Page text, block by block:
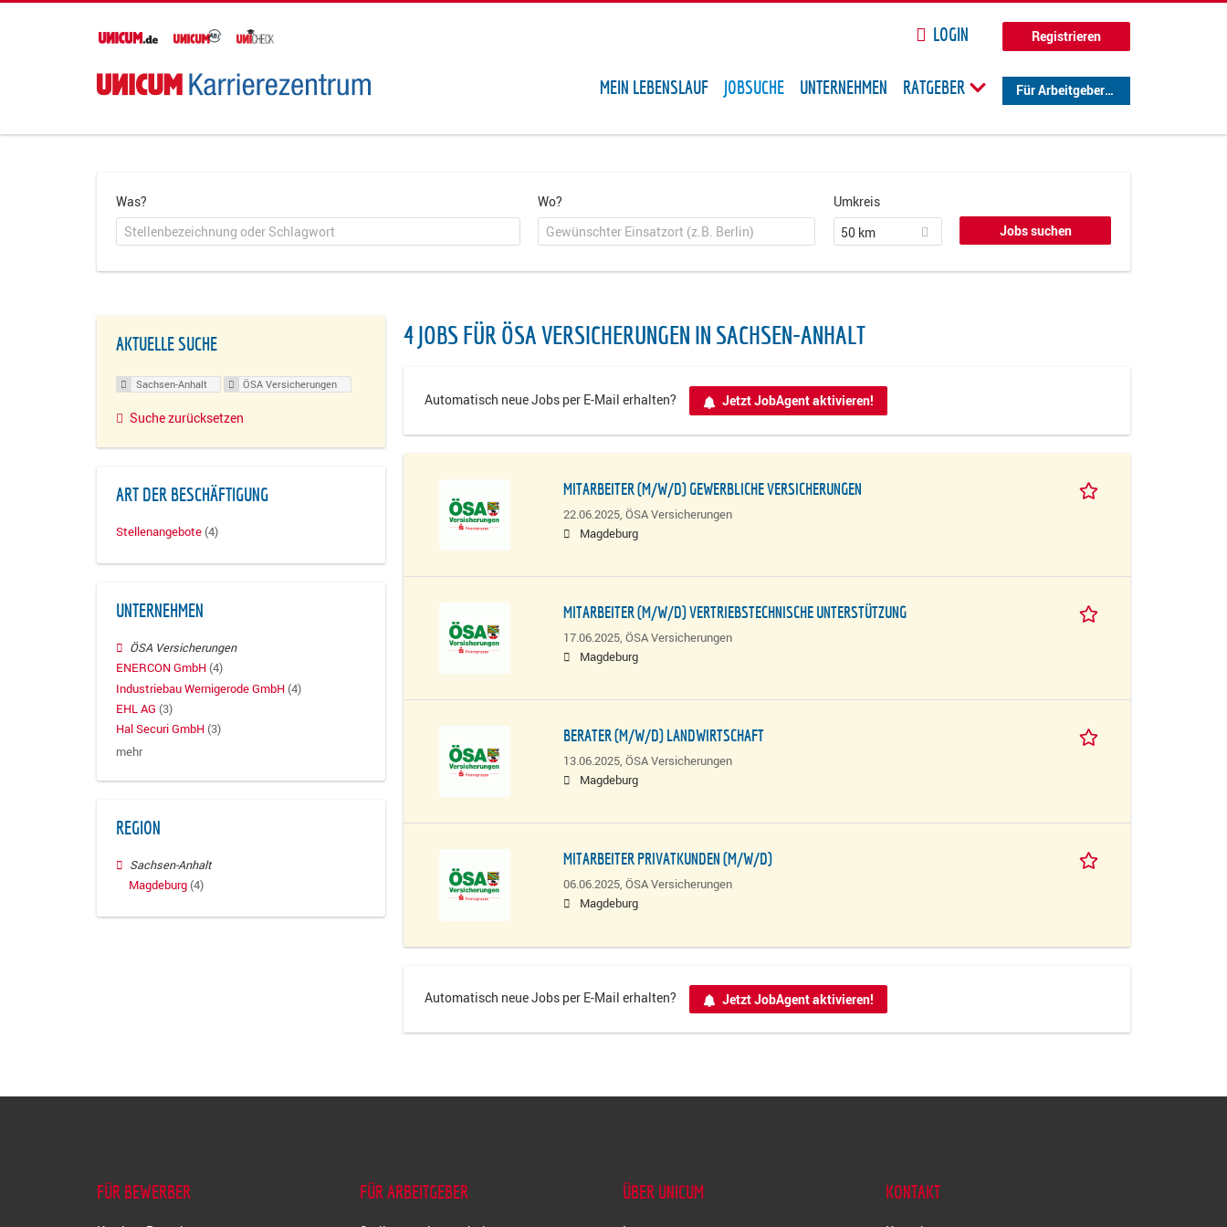
LOGIN Registrieren
MEIN LEBENSLAUF JOBSUCHE UNTERNEHMEN RATGEBER Für Arbeitgeber
Was? Wo?
Umkreis
50 km
4 JOBS FÜR ÖSA VERSICHERUNGEN IN SACHSEN-ANHALT
Automatisch neue Jobs per E-Mail erhalten? Jetzt JobAgent aktivieren!
MITARBEITER (M/W/D) GEWERBLICHE VERSICHERUNGEN
22.06.2025, ÖSA Versicherungen
Magdeburg
MITARBEITER (M/W/D) VERTRIEBSTECHNISCHE UNTERSTÜTZUNG
17.06.2025, ÖSA Versicherungen
Magdeburg
BERATER (M/W/D) LANDWIRTSCHAFT
13.06.2025, ÖSA Versicherungen
Magdeburg
MITARBEITER PRIVATKUNDEN (M/W/D)
06.06.2025, ÖSA Versicherungen
Magdeburg
Automatisch neue Jobs per E-Mail erhalten? Jetzt JobAgent aktivieren!
AKTUELLE SUCHE
Sachsen-Anhalt ÖSA Versicherungen
Suche zurücksetzen
ART DER BESCHÄFTIGUNG
Stellenangebote (4)
UNTERNEHMEN
ÖSA Versicherungen
ENERCON GmbH (4)
Industriebau Wernigerode GmbH (4)
EHL AG (3)
Hal Securi GmbH (3)
mehr
REGION
Sachsen-Anhalt
Magdeburg (4)
FÜR BEWERBER FÜR ARBEITGEBER ÜBER UNICUM KONTAKT